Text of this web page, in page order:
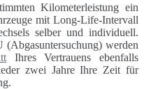
Kilometerleistung ein
mit Long-Life-Intervall
selber und individuell.
werden
Ihres Vertrauens ebenfalls
zwei Jahre Ihre Zeit für